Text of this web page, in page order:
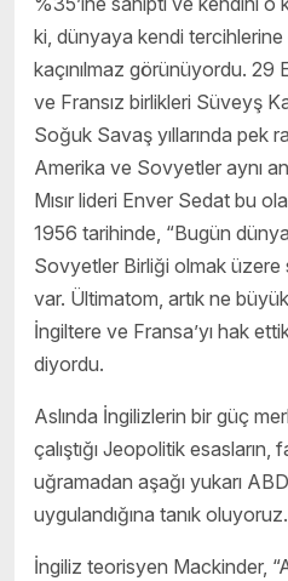
ki, dünyaya kendi
kaçınılmaz görünüyordu. 29
ve Fransız birlikleri Süveyş
Soğuk Savaş yıllarında pek
Amerika ve Sovyetler aynı
Mısır lideri Enver Sedat bu
1956 tarihinde, “Bugün
Sovyetler Birliği olmak
var. Ültimatom, artık ne
İngiltere ve Fransa’yı hak
diyordu.
Aslında İngilizlerin bir güç
çalıştığı Jeopolitik
uğramadan aşağı yukarı
uygulandığına tanık oluyoruz.
İngiliz teorisyen Mackinder,